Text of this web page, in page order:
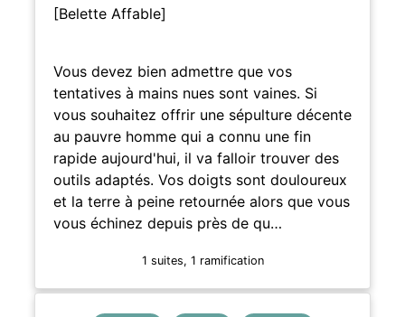
[Belette Affable]
Vous devez bien admettre que vos
tentatives à mains nues sont vaines. Si
vous souhaitez offrir une sépulture décente
au pauvre homme qui a connu une fin
rapide aujourd'hui, il va falloir trouver des
outils adaptés. Vos doigts sont douloureux
et la terre à peine retournée alors que vous
vous échinez depuis près de qu…
1 suites, 1 ramification